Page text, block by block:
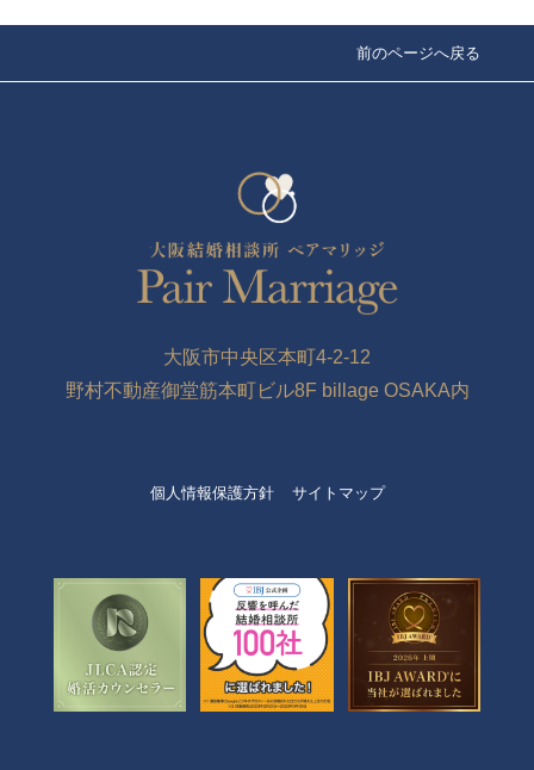
前のページへ戻る
大阪市中央区本町4-2-12
野村不動産御堂筋本町ビル8F billage OSAKA内
個人情報保護方針 サイトマップ